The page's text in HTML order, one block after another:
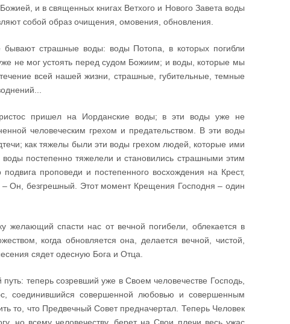
и в священных книгах Ветхого и Нового Завета воды
собой образ очищения, омовения, обновления.
бывают страшные воды: воды Потопа, в которых погибли
не мог устоять перед судом Божиим; и воды, которые мы
всей нашей жизни, страшные, губительные, темные
пришел на Иорданские воды; в эти воды уже не
человеческим грехом и предательством. В эти воды
как тяжелы были эти воды грехом людей, которые ими
постепенно тяжелели и становились страшными этим
проповеди и постепенного восхождения на Крест,
– Он, безгрешный. Этот момент Крещения Господня – один
желающий спасти нас от вечной погибели, облекается в
когда обновляется она, делается вечной, чистой,
сядет одесную Бога и Отца.
теперь созревший уже в Своем человечестве Господь,
соединившийся совершенной любовью и совершенным
то, что Предвечный Совет предначертал. Теперь Человек